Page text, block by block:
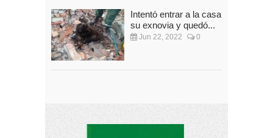
Intentó entrar a la casa de
su exnovia y quedó...
Jun 22, 2022 0